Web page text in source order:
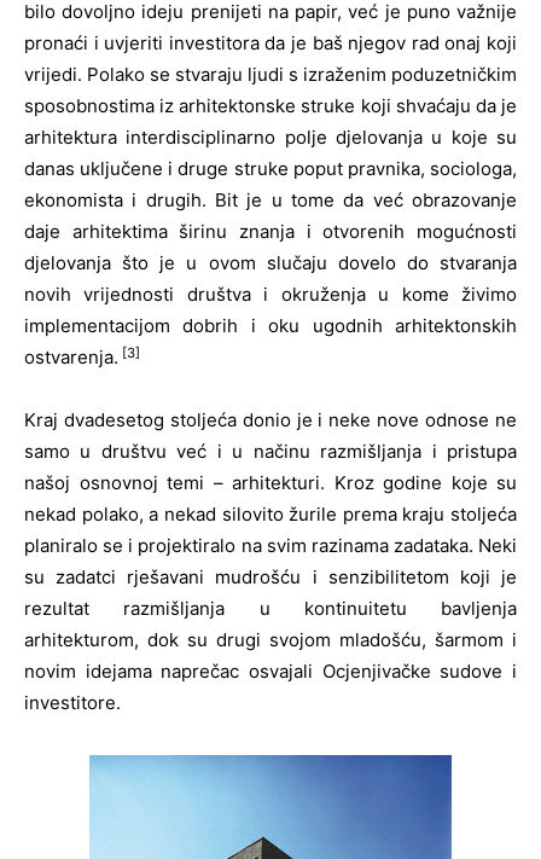
bilo dovoljno ideju prenijeti na papir, već je puno važnije
pronaći i uvjeriti investitora da je baš njegov rad onaj koji
vrijedi. Polako se stvaraju ljudi s izraženim poduzetničkim
sposobnostima iz arhitektonske struke koji shvaćaju da je
arhitektura interdisciplinarno polje djelovanja u koje su
danas uključene i druge struke poput pravnika, sociologa,
ekonomista i drugih. Bit je u tome da već obrazovanje
daje arhitektima širinu znanja i otvorenih mogućnosti
djelovanja što je u ovom slučaju dovelo do stvaranja
novih vrijednosti društva i okruženja u kome živimo
implementacijom dobrih i oku ugodnih arhitektonskih
ostvarenja. [3]
Kraj dvadesetog stoljeća donio je i neke nove odnose ne
samo u društvu već i u načinu razmišljanja i pristupa
našoj osnovnoj temi – arhitekturi. Kroz godine koje su
nekad polako, a nekad silovito žurile prema kraju stoljeća
planiralo se i projektiralo na svim razinama zadataka. Neki
su zadatci rješavani mudrošću i senzibilitetom koji je
rezultat razmišljanja u kontinuitetu bavljenja
arhitekturom, dok su drugi svojom mladošću, šarmom i
novim idejama naprečac osvajali Ocjenjivačke sudove i
investitore.